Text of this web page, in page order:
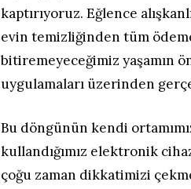
kaptırıyoruz. Eğlence
evin temizliğinden tüm
bitiremeyeceğimiz yaşamın
uygulamaları üzerinden
Bu döngünün kendi
kullandığımız elektronik
çoğu zaman dikkatimizi